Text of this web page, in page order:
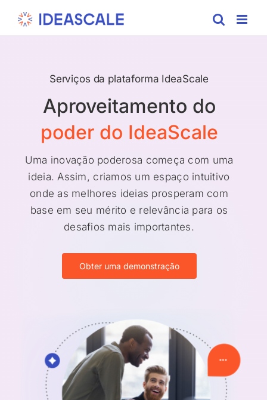
Serviços da plataforma IdeaScale
Aproveitamento do
poder do IdeaScale
Uma inovação poderosa começa com uma
ideia. Assim, criamos um espaço intuitivo
onde as melhores ideias prosperam com
base em seu mérito e relevância para os
desafios mais importantes.
Obter uma demonstração